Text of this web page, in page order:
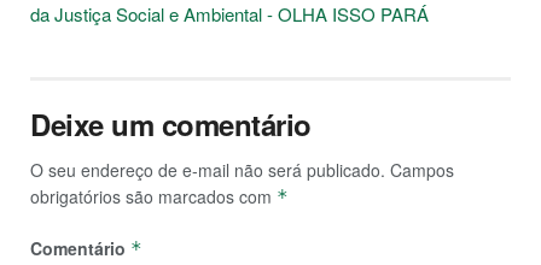
da Justiça Social e Ambiental - OLHA ISSO PARÁ
Deixe um comentário
O seu endereço de e-mail não será publicado. Campos
obrigatórios são marcados com *
Comentário *